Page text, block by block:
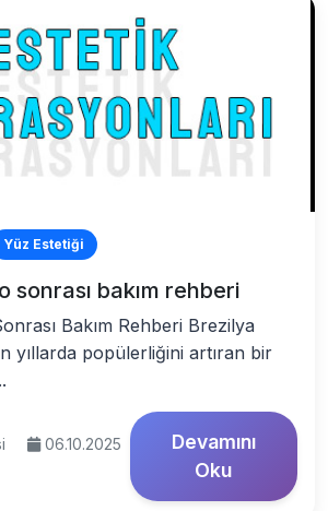
Yüz Estetiği
sonrası bakım rehberi
Bakım Rehberi Brezilya
yıllarda popülerliğini artıran bir
06.10.2025
Devamını
Oku